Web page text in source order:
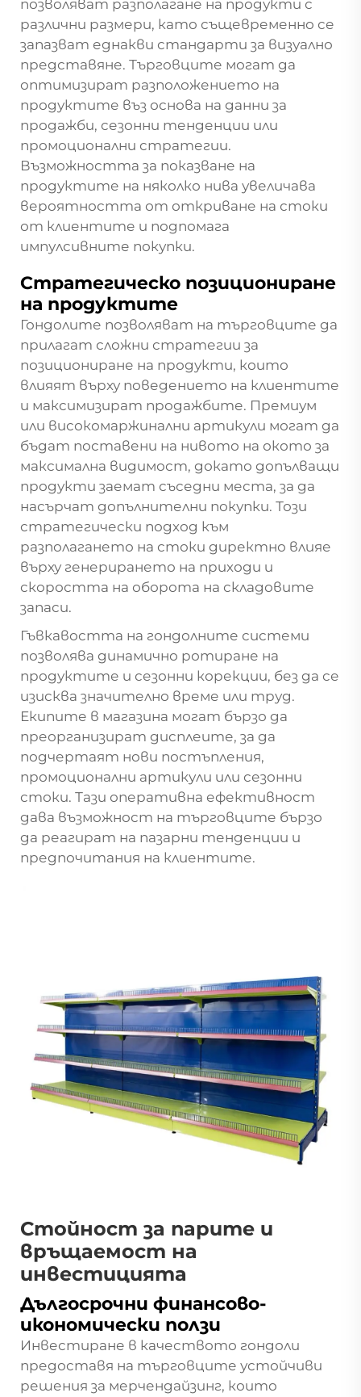
позволяват разполагане на продукти с
различни размери, като същевременно се
запазват еднакви стандарти за визуално
представяне. Търговците могат да
оптимизират разположението на
продуктите въз основа на данни за
продажби, сезонни тенденции или
промоционални стратегии.
Възможността за показване на
продуктите на няколко нива увеличава
вероятността от откриване на стоки
от клиентите и подпомага
импулсивните покупки.
Стратегическо позициониране
на продуктите
Гондолите позволяват на търговците да
прилагат сложни стратегии за
позициониране на продукти, които
влияят върху поведението на клиентите
и максимизират продажбите. Премиум
или високомаржинални артикули могат да
бъдат поставени на нивото на окото за
максимална видимост, докато допълващи
продукти заемат съседни места, за да
насърчат допълнителни покупки. Този
стратегически подход към
разполагането на стоки директно влияе
върху генерирането на приходи и
скоростта на оборота на складовите
запаси.
Гъвкавостта на гондолните системи
позволява динамично ротиране на
продуктите и сезонни корекции, без да се
изисква значително време или труд.
Екипите в магазина могат бързо да
преорганизират дисплеите, за да
подчертаят нови постъпления,
промоционални артикули или сезонни
стоки. Тази оперативна ефективност
дава възможност на търговците бързо
да реагират на пазарни тенденции и
предпочитания на клиентите.
Стойност за парите и
връщаемост на
инвестицията
Дългосрочни финансово-
икономически ползи
Инвестиране в качеството гондоли
предоставя на търговците устойчиви
решения за мерчендайзинг, които